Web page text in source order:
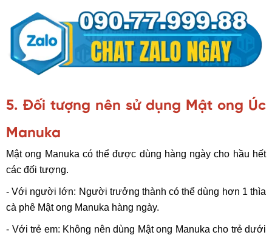
5. Đối tượng nên sử dụng Mật ong Úc
Manuka
Mật ong Manuka có thể được dùng hàng ngày cho hầu hết
các đối tượng.
- Với người lớn: Người trưởng thành có thể dùng hơn 1 thìa
cà phê Mật ong Manuka hàng ngày.
- Với trẻ em: Không nên dùng Mật ong Manuka cho trẻ dưới